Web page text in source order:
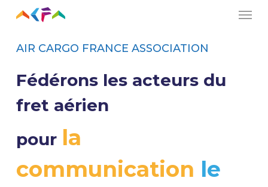
Skip
mainAIR CARGO FRANCE ASSOCIATION
Fédérons les acteurs du
fret aérien
pour la
communication le